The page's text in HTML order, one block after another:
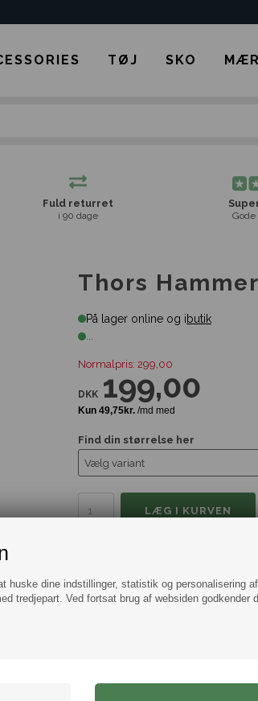
huske dine indstillinger, statistik og personalisering
tredjepart. Ved fortsat brug af websiden godkender
TØJ SKO
Fuld returret
i 90 dage
Thors
På lager online og ibutik
...
Normalpris: 299,00
DKK 199,00
Find din størrelse her
Information Spørg
Der medfølger en 4 mm stål
Vælg imellem flere kæde